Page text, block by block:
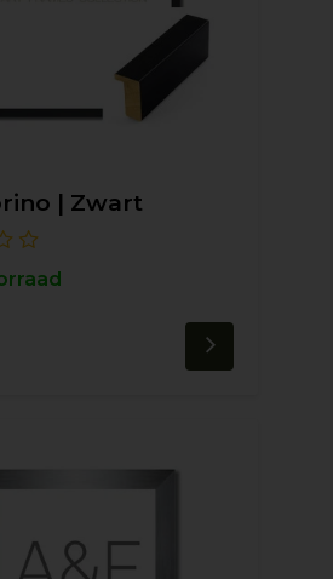
| Zwart